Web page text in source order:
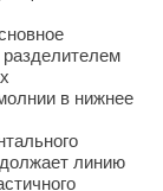
в нижнее
линию